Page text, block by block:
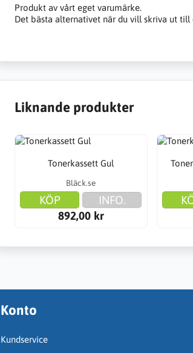
Produkt av vårt eget varumärke.
Det bästa alternativet när du vill skriva ut
Liknande produkter
Tonerkassett Gul
Bläck.se
KÖP
INFO.
892,00 kr
Konto
Kundservice